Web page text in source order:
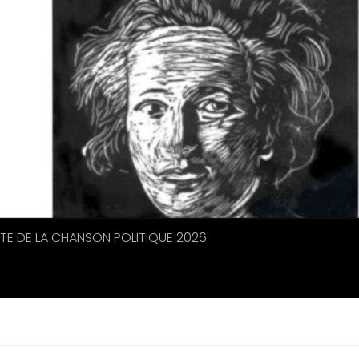
DE LA CHANSON POLITIQUE 2026